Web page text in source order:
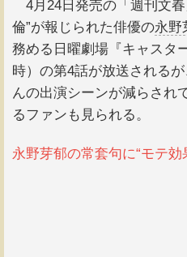
4月24日発売の「週刊文
倫”が報じられた俳優の永野
務める日曜劇場『キャスタ
時）の第4話が放送される
んの出演シーンが減らされ
るファンも見られる。
永野芽郁の常套句に“モテ効